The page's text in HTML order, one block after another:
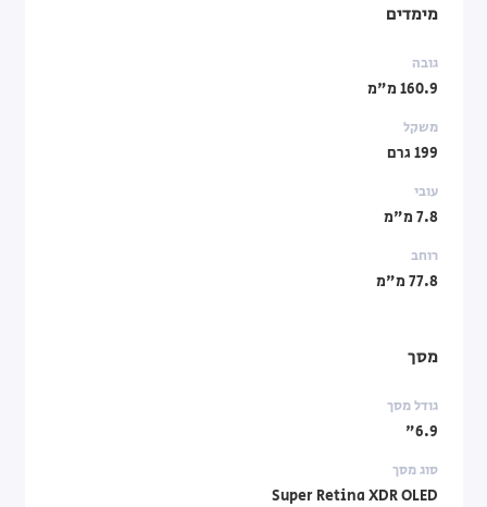
מימדים
גובה
160.9 מ"מ
משקל
199 גרם
עובי
7.8 מ"מ
רוחב
77.8 מ"מ
מסך
גודל מסך
6.9"
סוג מסך
Super Retina XDR OLED